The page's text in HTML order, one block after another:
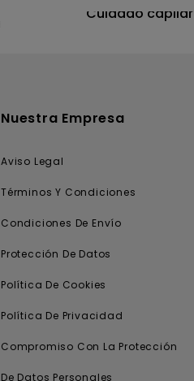
Cuidado capilar
Nuestra Empresa
Aviso Legal
Términos Y Condiciones
Condiciones De Envío
Protección De Datos
Política De Cookies
Política De Privacidad
Compromiso Con La Protección
De Datos Personales